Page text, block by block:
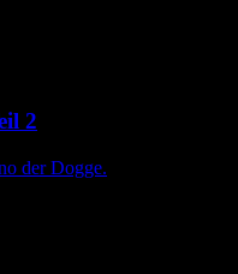
2
der Dogge.